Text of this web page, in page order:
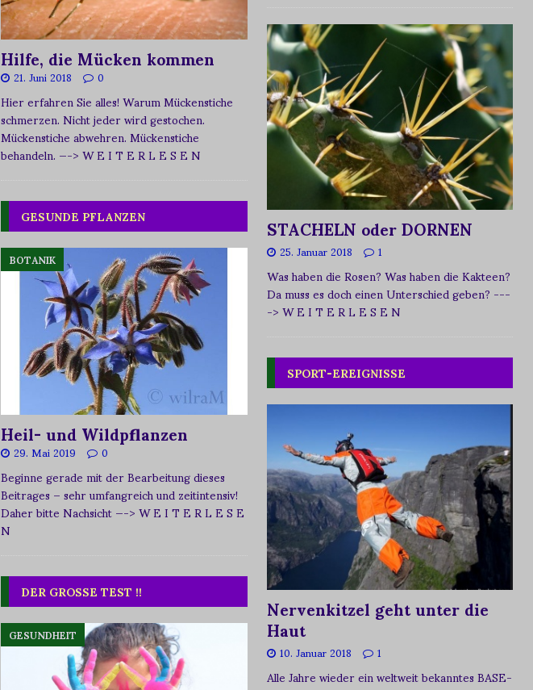
Hilfe, die Mücken kommen
21. Juni 2018 0
Hier erfahren Sie alles! Warum Mückenstiche
schmerzen. Nicht jeder wird gestochen.
Mückenstiche abwehren. Mückenstiche
behandeln.—-> W E I T E R L E S E N
GESUNDE PFLANZEN
BOTANIK
Heil- und Wildpflanzen
29. Mai 2019 0
Beginne gerade mit der Bearbeitung dieses
Beitrages – sehr umfangreich und zeitintensiv!
Daher bitte Nachsicht—-> W E I T E R L E S E
N
DER GROSSE TEST !!
GESUNDHEIT
STACHELN oder DORNEN
25. Januar 2018 1
Was haben die Rosen? Was haben die Kakteen?
Da muss es doch einen Unterschied geben?---
-> W E I T E R L E S E N
SPORT-EREIGNISSE
Nervenkitzel geht unter die
Haut
10. Januar 2018 1
Alle Jahre wieder ein weltweit bekanntes BASE-